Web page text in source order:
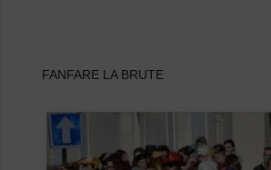
FANFARE LA BRUTE